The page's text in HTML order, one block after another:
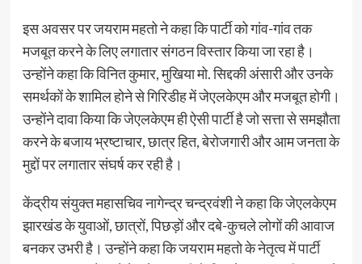
इस अवसर पर जयराम महतो ने कहा कि पार्टी को गांव-गांव तक
मजबूत करने के लिए लगातार संगठन विस्तार किया जा रहा है।
उन्होंने कहा कि विनित कुमार, मुखिया मो. सिद्दकी अंसारी और उनके
समर्थकों के शामिल होने से गिरिडीह में जेएलकेएम और मजबूत होगी।
उन्होंने दावा किया कि जेएलकेएम ही ऐसी पार्टी है जो सत्ता से समझौता
करने के बजाय भ्रष्टाचार, छात्र हित, बेरोजगारी और आम जनता के
मुद्दों पर लगातार संघर्ष कर रही है।
केंद्रीय संयुक्त महासचिव नागेन्द्र चन्द्रवंशी ने कहा कि जेएलकेएम
झारखंड के युवाओं, छात्रों, पिछड़ों और दबे-कुचले लोगों की आवाज
बनकर उभरी है। उन्होंने कहा कि जयराम महतो के नेतृत्व में पार्टी